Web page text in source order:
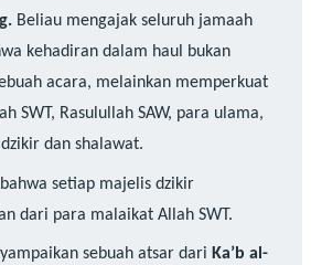
Beliau mengajak seluruh jamaah
kehadiran dalam haul bukan
acara, melainkan memperkuat
SWT, Rasulullah SAW, para ulama,
dan shalawat.
setiap majelis dzikir
dari para malaikat Allah SWT.
sebuah atsar dari Ka’b al-